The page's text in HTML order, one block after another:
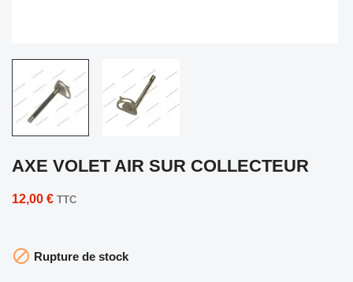
AXE VOLET AIR SUR COLLECTEUR
12,00 € TTC
 Rupture de stock